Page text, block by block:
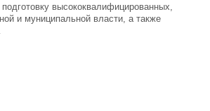
высококвалифицированных,
и муниципальной власти, а также